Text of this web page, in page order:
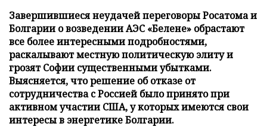
Завершившиеся неудачей переговоры Росатома и
Болгарии о возведении АЭС «Белене» обрастают
все более интересными подробностями,
раскалывают местную политическую элиту и
грозят Софии существенными убытками.
Выясняется, что решение об отказе от
сотрудничества с Россией было принято при
активном участии США, у которых имеются свои
интересы в энергетике Болгарии.